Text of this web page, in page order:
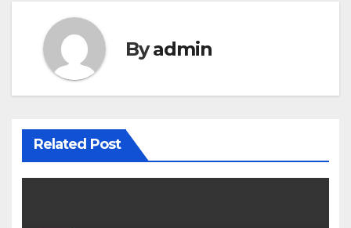
Byadmin
Related Post